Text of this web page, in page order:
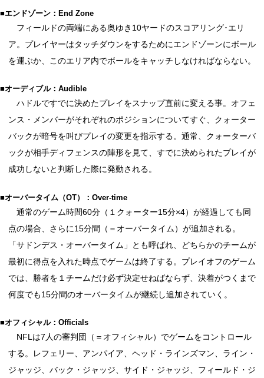
■エンドゾーン：End Zone
フィールドの両端にある奥ゆき10ヤードのスコアリング･エリ
ア。プレイヤーはタッチダウンをするためにエンドゾーンにボール
を運ぶか、このエリア内でボールをキャッチしなければならない。
■オーディブル：Audible
ハドルですでに決めたプレイをスナップ直前に変える事。オフェ
ンス・メンバーがそれぞれのポジションについてすぐ、クォーター
バックが暗号を叫びプレイの変更を指示する。通常、クォーターバ
ックが相手ディフェンスの陣形を見て、すでに決められたプレイが
成功しないと判断した際に発動される。
■オーバータイム（OT）：Over-time
通常のゲーム時間60分（１クォーター15分×4）が経過しても同
点の場合、さらに15分間（＝オーバータイム）が追加される。
「サドンデス・オーバータイム」とも呼ばれ、どちらかのチームが
最初に得点を入れた時点でゲームは終了する。プレイオフのゲーム
では、勝者を１チームだけ必ず決定せねばならず、決着がつくまで
何度でも15分間のオーバータイムが継続し追加されていく。
■オフィシャル：Officials
NFLは7人の審判団（＝オフィシャル）でゲームをコントロール
する。レフェリー、アンパイア、ヘッド・ラインズマン、ライン・
ジャッジ、バック・ジャッジ、サイド・ジャッジ、フィールド・ジ